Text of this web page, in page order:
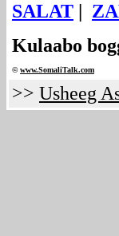
SALAT |
Kulaabo
©www.SomaliTalk.com
>> Usheeg